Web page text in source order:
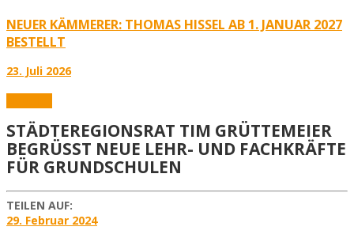
NEUER KÄMMERER: THOMAS HISSEL AB 1. JANUAR 2027
BESTELLT
23. Juli 2026
STÄDTEREGIONSRAT TIM GRÜTTEMEIER
BEGRÜSST NEUE LEHR- UND FACHKRÄFTE F
ÜR GRUNDSCHULEN
TEILEN AUF:
29. Februar 2024